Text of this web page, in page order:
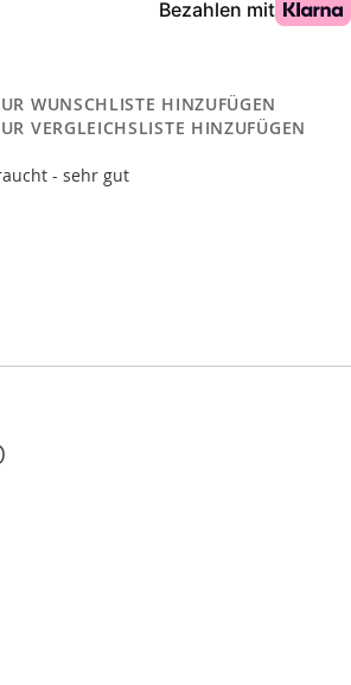
WUNSCHLISTE HINZUFÜGEN
VERGLEICHSLISTE HINZUFÜGEN
- sehr gut